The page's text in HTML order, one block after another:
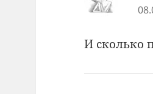
И сколько